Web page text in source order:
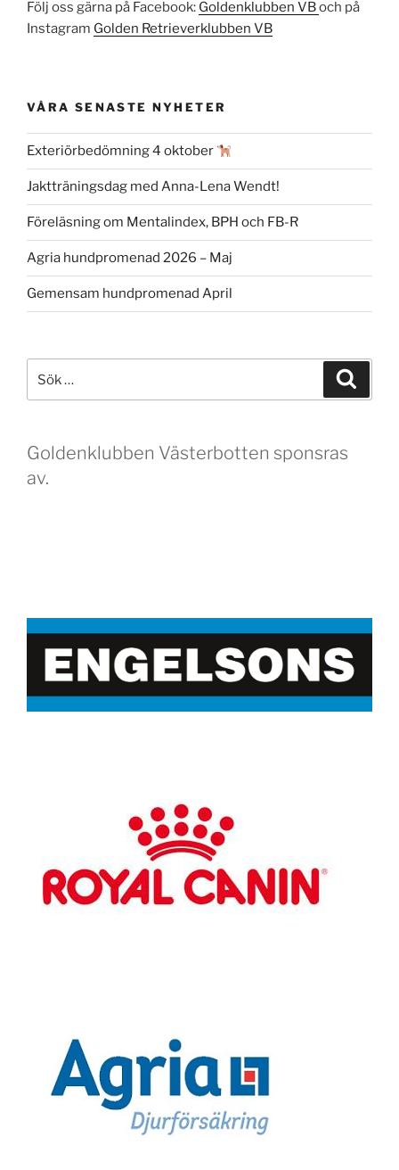
Följ oss gärna på Facebook: Goldenklubben VBoch på
Instagram Golden Retrieverklubben VB
VÅRA SENASTE NYHETER
Exteriörbedömning 4 oktober
Jaktträningsdag med Anna-Lena Wendt!
Föreläsning om Mentalindex, BPH och FB-R
Agria hundpromenad 2026 – Maj
Gemensam hundpromenad April
efter:
Goldenklubben Västerbotten sponsras
av.